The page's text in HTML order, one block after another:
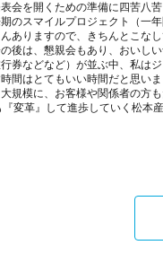
会を開くための準備に四苦八
期のスマイルプロジェクト（一
ありますので、きちんとこな
後は、懇親会もあり、おいし
券などなど）が並ぶ中、私は
間はとてもいい時間だと思い
規模に、お客様や関係者の方
変革』して進歩していく松本